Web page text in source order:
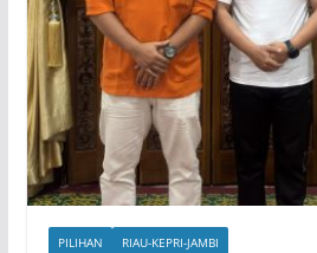
PILIHAN RIAU-KEPRI-JAMBI